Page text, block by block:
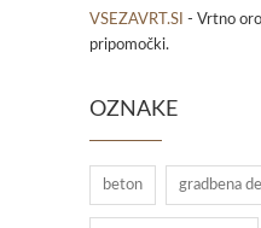
VSEZAVRT.SI - Vrtno
pripomočki.
OZNAKE
beton gradbena